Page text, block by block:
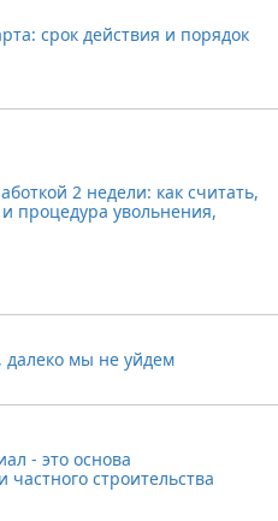
срок действия и порядок
2 недели: как считать,
процедура увольнения,
далеко мы не уйдем
- это основа
строительства